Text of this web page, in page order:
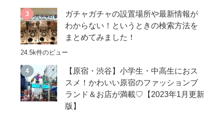
ガチャガチャの設置場所や最新情報が
わからない！というときの検索方法を
まとめてみました！
24.5k件のビュー
【原宿・渋谷】小学生・中高生におス
スメ！かわいい原宿のファッションブ
ランド＆お店が満載♡【2023年1月更新
版】